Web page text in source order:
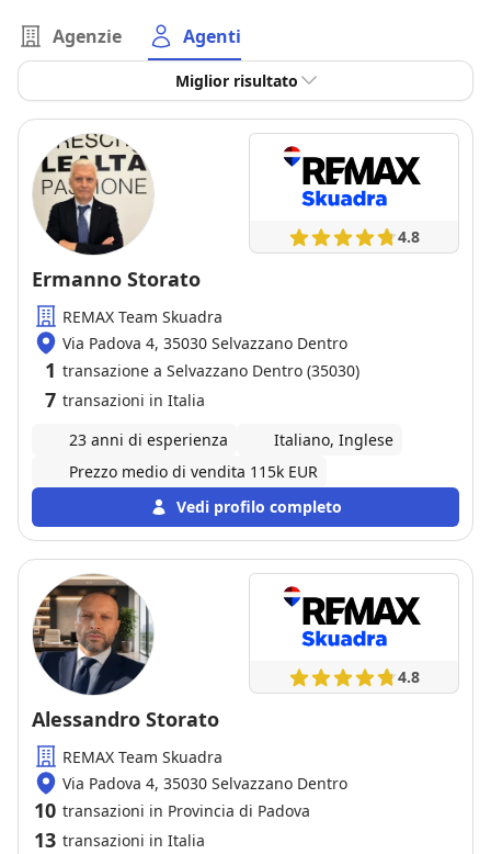
Agenzie Agenti
Miglior risultato
4.8
Ermanno Storato
REMAX Team Skuadra
Via Padova 4, 35030 Selvazzano Dentro
1 transazione a Selvazzano Dentro (35030)
7 transazioni in Italia
23 anni di esperienza
Italiano, Inglese
Prezzo medio di vendita 115k EUR
Vedi profilo completo
4.8
Alessandro Storato
REMAX Team Skuadra
Via Padova 4, 35030 Selvazzano Dentro
10 transazioni in Provincia di Padova
13 transazioni in Italia